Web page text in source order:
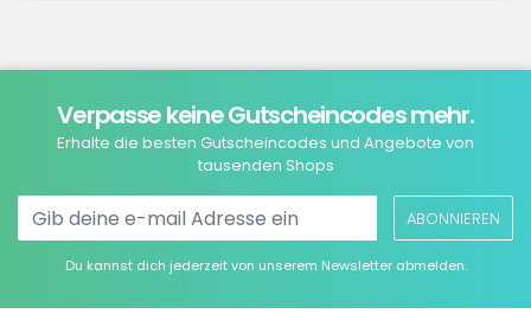
Verpasse keine Gutscheincodes mehr.
Erhalte die besten Gutscheincodes und Angebote von
tausenden Shops
ABONNIEREN
Du kannst dich jederzeit von unserem Newsletter abmelden.